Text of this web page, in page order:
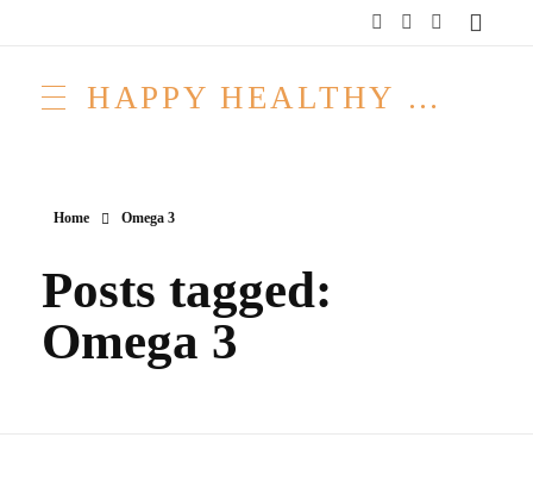
HAPPY HEALTHY RAW & FREE – ROH MACHT FROH!
Home Omega 3
Posts tagged:
Omega 3